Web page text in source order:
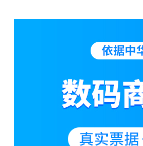
139****4989 刚刚购买了该课程
146****2754 刚刚购买了该课程
172****2312 刚刚购买了该课程
190****3540 刚刚购买了该课程